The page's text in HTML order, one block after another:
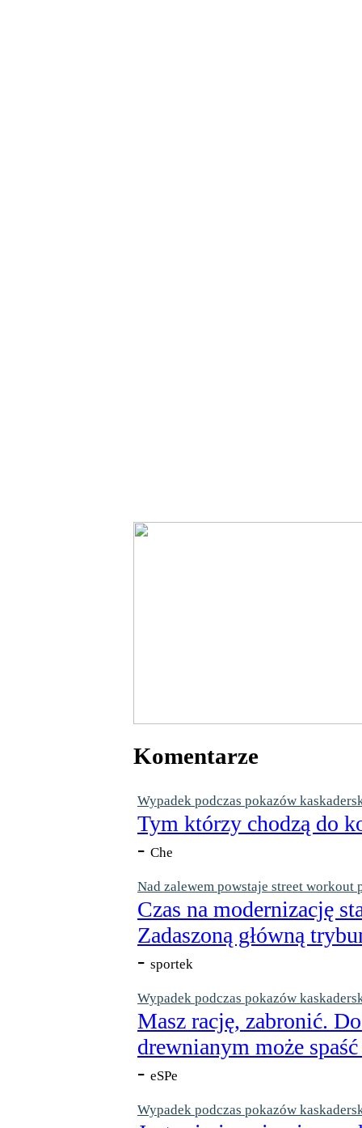
Komentarze
Wypadek podczas pokazów
Tym którzy chodzą do
- Che
Nad zalewem powstaje street workout
Czas na modernizację
Zadaszoną główną
- sportek
Wypadek podczas pokazów
Masz rację, zabronić.
drewnianym może
- eSPe
Wypadek podczas pokazów